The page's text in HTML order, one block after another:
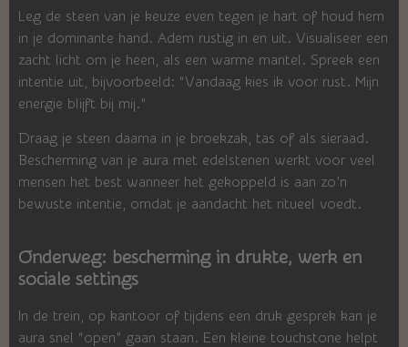
Leg de steen van je keuze even tegen je hart of houd hem
in je dominante hand. Adem rustig in en uit. Visualiseer een
zacht licht om je heen, als een warme mantel. Spreek een
intentie uit, bijvoorbeeld: “Vandaag kies ik voor rust. Mijn
energie blijft bij mij.”
Draag je steen daarna in je broekzak, tas of als sieraad.
Bescherming van je aura met edelstenen werkt voor veel
mensen het best wanneer het gekoppeld is aan zo’n
bewuste intentie, omdat je aandacht het ritueel voedt.
Onderweg: bescherming in drukte, werk en
sociale settings
In de trein, op kantoor of tijdens een druk gesprek kan je
aura snel “open” gaan staan. Een kleine touchstone helpt